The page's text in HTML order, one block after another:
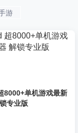
拟机
）免安装
中文版
5日
8月4日
6小时前
游
8000+单机游戏最新
专业版